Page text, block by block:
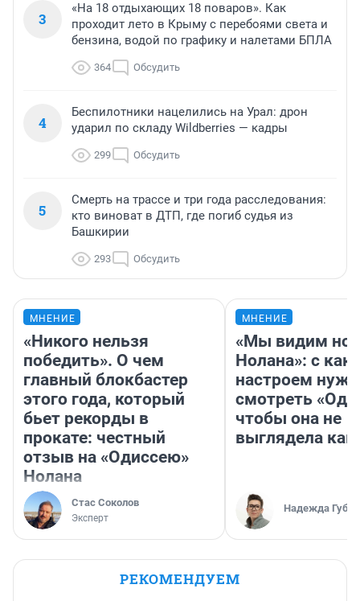
3
«На 18 отдыхающих 18 поваров». Как
проходит лето в Крыму с перебоями света и
бензина, водой по графику и налетами БПЛА
364 Обсудить
4
Беспилотники нацелились на Урал: дрон
ударил по складу Wildberries — кадры
299 Обсудить
5
Смерть на трассе и три года расследования:
кто виноват в ДТП, где погиб судья из
Башкирии
293 Обсудить
МНЕНИЕ
«Никого нельзя
победить». О чем
главный блокбастер
этого года, который
бьет рекорды в
прокате: честный
отзыв на «Одиссею»
Нолана
Стас Соколов
Эксперт
МНЕНИЕ
«Мы видим
Нолана»: с
настроем
смотреть
чтобы она не
выглядела как
Надежда
РЕКОМЕНДУЕМ